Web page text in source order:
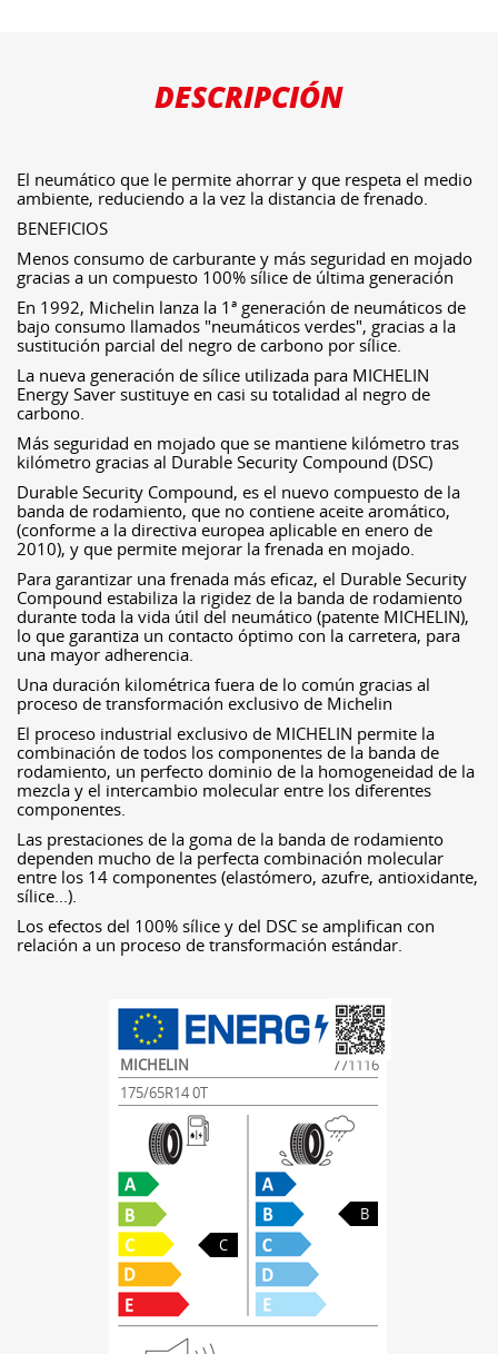
DESCRIPCIÓN
El neumático que le permite ahorrar y que respeta el medio
ambiente, reduciendo a la vez la distancia de frenado.
BENEFICIOS
Menos consumo de carburante y más seguridad en mojado
gracias a un compuesto 100% sílice de última generación
En 1992, Michelin lanza la 1ª generación de neumáticos de
bajo consumo llamados "neumáticos verdes", gracias a la
sustitución parcial del negro de carbono por sílice.
La nueva generación de sílice utilizada para MICHELIN
Energy Saver sustituye en casi su totalidad al negro de
carbono.
Más seguridad en mojado que se mantiene kilómetro tras
kilómetro gracias al Durable Security Compound (DSC)
Durable Security Compound, es el nuevo compuesto de la
banda de rodamiento, que no contiene aceite aromático,
(conforme a la directiva europea aplicable en enero de
2010), y que permite mejorar la frenada en mojado.
Para garantizar una frenada más eficaz, el Durable Security
Compound estabiliza la rigidez de la banda de rodamiento
durante toda la vida útil del neumático (patente MICHELIN),
lo que garantiza un contacto óptimo con la carretera, para
una mayor adherencia.
Una duración kilométrica fuera de lo común gracias al
proceso de transformación exclusivo de Michelin
El proceso industrial exclusivo de MICHELIN permite la
combinación de todos los componentes de la banda de
rodamiento, un perfecto dominio de la homogeneidad de la
mezcla y el intercambio molecular entre los diferentes
componentes.
Las prestaciones de la goma de la banda de rodamiento
dependen mucho de la perfecta combinación molecular
entre los 14 componentes (elastómero, azufre, antioxidante,
sílice...).
Los efectos del 100% sílice y del DSC se amplifican con
relación a un proceso de transformación estándar.
MICHELIN
771116
175/65R14 0T
C
B